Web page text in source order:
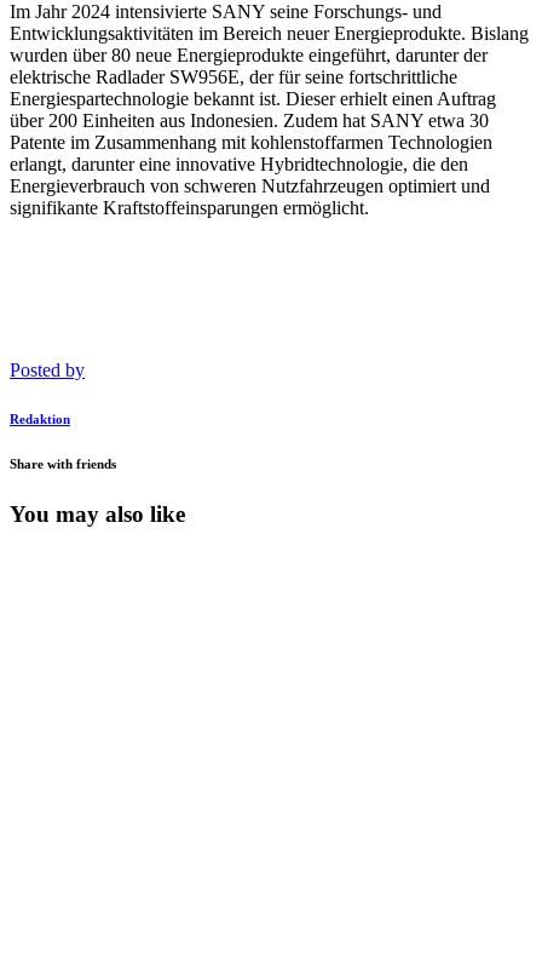
Im Jahr 2024 intensivierte SANY seine Forschungs- und
Entwicklungsaktivitäten im Bereich neuer Energieprodukte. Bislang
wurden über 80 neue Energieprodukte eingeführt, darunter der
elektrische Radlader SW956E, der für seine fortschrittliche
Energiespartechnologie bekannt ist. Dieser erhielt einen Auftrag
über 200 Einheiten aus Indonesien. Zudem hat SANY etwa 30
Patente im Zusammenhang mit kohlenstoffarmen Technologien
erlangt, darunter eine innovative Hybridtechnologie, die den
Energieverbrauch von schweren Nutzfahrzeugen optimiert und
signifikante Kraftstoffeinsparungen ermöglicht.
Posted by
Redaktion
Share with friends
You may also like